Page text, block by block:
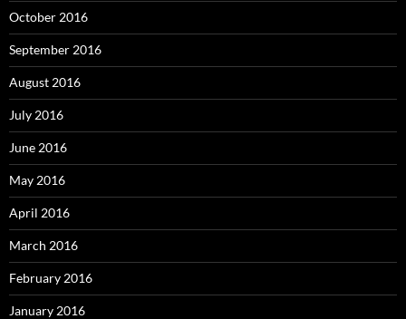
October 2016
September 2016
August 2016
July 2016
June 2016
May 2016
April 2016
March 2016
February 2016
January 2016